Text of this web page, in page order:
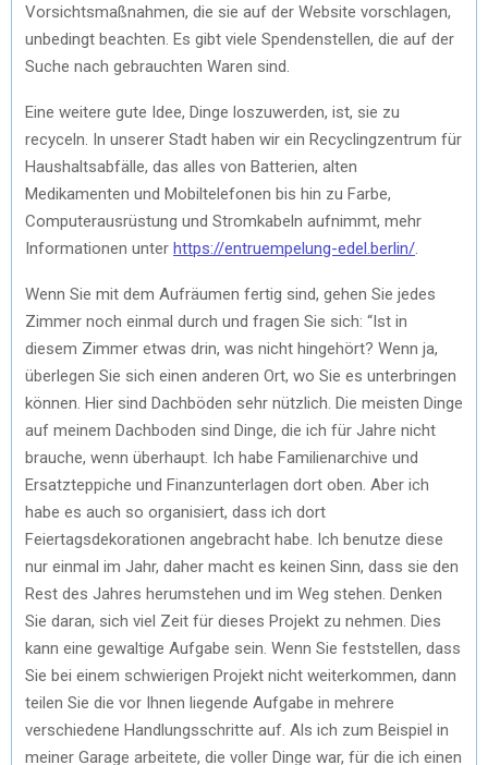
Vorsichtsmaßnahmen, die sie auf der Website vorschlagen,
unbedingt beachten. Es gibt viele Spendenstellen, die auf der
Suche nach gebrauchten Waren sind.
Eine weitere gute Idee, Dinge loszuwerden, ist, sie zu
recyceln. In unserer Stadt haben wir ein Recyclingzentrum für
Haushaltsabfälle, das alles von Batterien, alten
Medikamenten und Mobiltelefonen bis hin zu Farbe,
Computerausrüstung und Stromkabeln aufnimmt, mehr
Informationen unter https://entruempelung-edel.berlin/
Wenn Sie mit dem Aufräumen fertig sind, gehen Sie jedes
Zimmer noch einmal durch und fragen Sie sich: “Ist in
diesem Zimmer etwas drin, was nicht hingehört? Wenn ja,
überlegen Sie sich einen anderen Ort, wo Sie es unterbringen
können. Hier sind Dachböden sehr nützlich. Die meisten Dinge
auf meinem Dachboden sind Dinge, die ich für Jahre nicht
brauche, wenn überhaupt. Ich habe Familienarchive und
Ersatzteppiche und Finanzunterlagen dort oben. Aber ich
habe es auch so organisiert, dass ich dort
Feiertagsdekorationen angebracht habe. Ich benutze diese
nur einmal im Jahr, daher macht es keinen Sinn, dass sie den
Rest des Jahres herumstehen und im Weg stehen. Denken
Sie daran, sich viel Zeit für dieses Projekt zu nehmen. Dies
kann eine gewaltige Aufgabe sein. Wenn Sie feststellen, dass
Sie bei einem schwierigen Projekt nicht weiterkommen, dann
teilen Sie die vor Ihnen liegende Aufgabe in mehrere
verschiedene Handlungsschritte auf. Als ich zum Beispiel in
meiner Garage arbeitete, die voller Dinge war, für die ich einen